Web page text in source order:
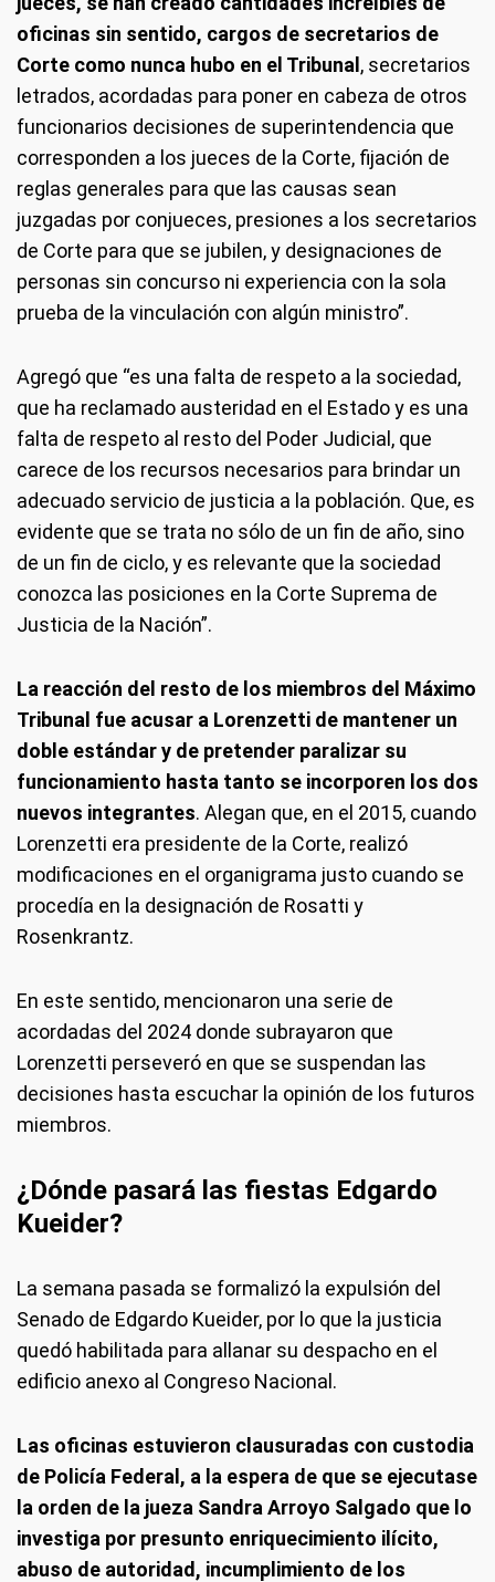
oficinas sin sentido, cargos de secretarios de
Corte como nunca hubo en el Tribunal , secretarios
letrados, acordadas para poner en cabeza de otros
funcionarios decisiones de superintendencia que
corresponden a los jueces de la Corte, fijación de
reglas generales para que las causas sean
juzgadas por conjueces, presiones a los secretarios
de Corte para que se jubilen, y designaciones de
personas sin concurso ni experiencia con la sola
prueba de la vinculación con algún ministro”.
Agregó que “es una falta de respeto a la sociedad,
que ha reclamado austeridad en el Estado y es una
falta de respeto al resto del Poder Judicial, que
carece de los recursos necesarios para brindar un
adecuado servicio de justicia a la población. Que, es
evidente que se trata no sólo de un fin de año, sino
de un fin de ciclo, y es relevante que la sociedad
conozca las posiciones en la Corte Suprema de
Justicia de la Nación”.
La reacción del resto de los miembros del Máximo
Tribunal fue acusar a Lorenzetti de mantener un
doble estándar y de pretender paralizar su
funcionamiento hasta tanto se incorporen los dos
nuevos integrantes. Alegan que, en el 2015, cuando
Lorenzetti era presidente de la Corte, realizó
modificaciones en el organigrama justo cuando se
procedía en la designación de Rosatti y
Rosenkrantz.
En este sentido, mencionaron una serie de
acordadas del 2024 donde subrayaron que
Lorenzetti perseveró en que se suspendan las
decisiones hasta escuchar la opinión de los futuros
miembros.
¿Dónde pasará las fiestas Edgardo
Kueider?
La semana pasada se formalizó la expulsión del
Senado de Edgardo Kueider, por lo que la justicia
quedó habilitada para allanar su despacho en el
edificio anexo al Congreso Nacional.
Las oficinas estuvieron clausuradas con custodia
de Policía Federal, a la espera de que se ejecutase
la orden de la jueza Sandra Arroyo Salgado que lo
investiga por presunto enriquecimiento ilícito,
abuso de autoridad, incumplimiento de los